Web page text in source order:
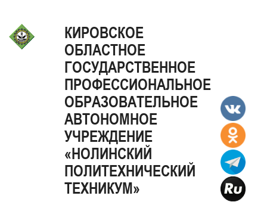
КИРОВСКОЕ
ОБЛАСТНОЕ
ГОСУДАРСТВЕННОЕ
ПРОФЕССИОНАЛЬНОЕ
ОБРАЗОВАТЕЛЬНОЕ
АВТОНОМНОЕ
УЧРЕЖДЕНИЕ
«НОЛИНСКИЙ
ПОЛИТЕХНИЧЕСКИЙ
ТЕХНИКУМ»